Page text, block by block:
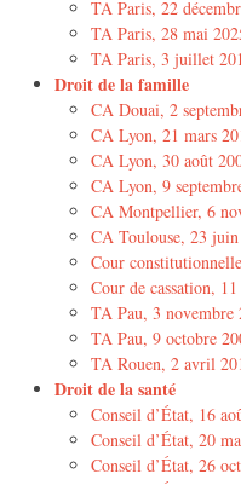
TA Paris, 22
TA Paris, 28 mai
TA Paris, 3 juillet
Droit de la famille
CA Douai, 2
CA Lyon, 21 mars
CA Lyon, 30 août
CA Lyon, 9
CA Montpellier, 6
CA Toulouse, 23
Cour
Cour de cassation,
TA Pau, 3 novembre
TA Pau, 9 octobre
TA Rouen, 2 avril
Droit de la santé
Conseil d’État, 16
Conseil d’État, 20
Conseil d’État, 26